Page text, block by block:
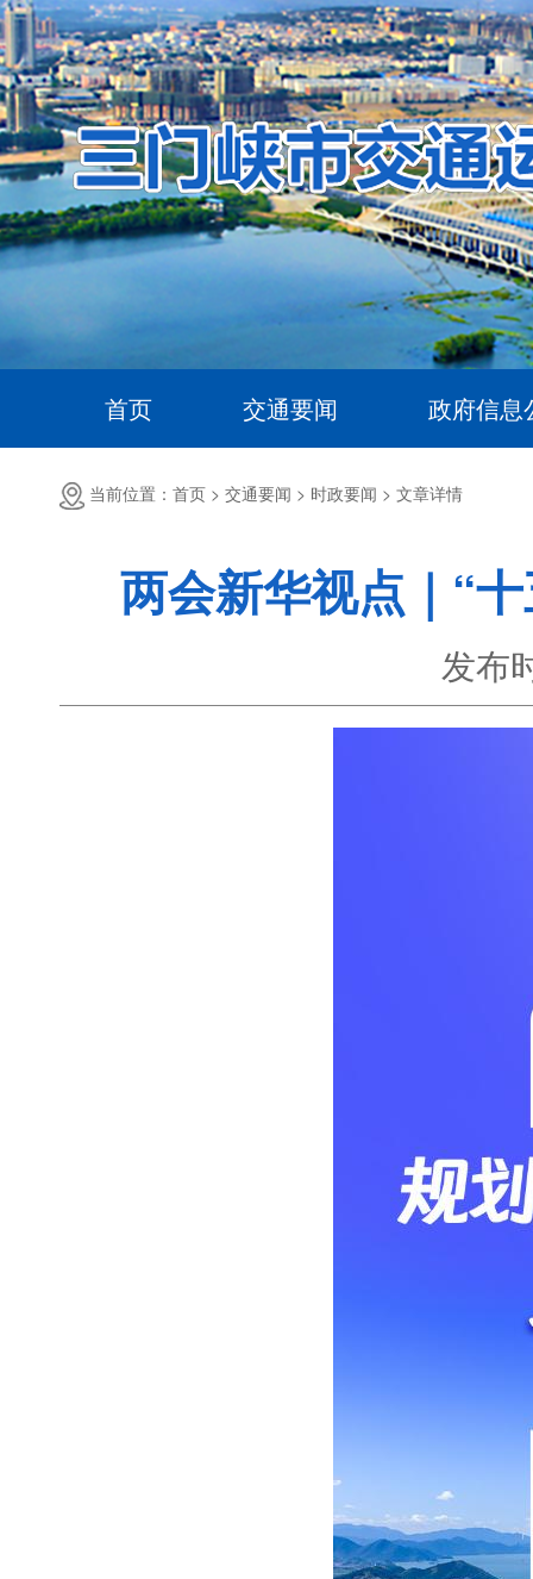
首页 交通要闻 政府信息
当前位置：首页 > 交通要闻 > 时政要闻 > 文章详情
两会新华视点｜“
发布